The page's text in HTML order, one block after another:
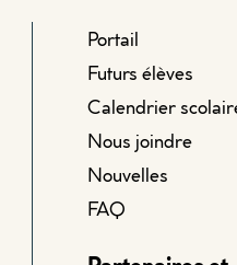
Portail
Futurs élèves
Calendrier
Nous joindre
Nouvelles
FAQ